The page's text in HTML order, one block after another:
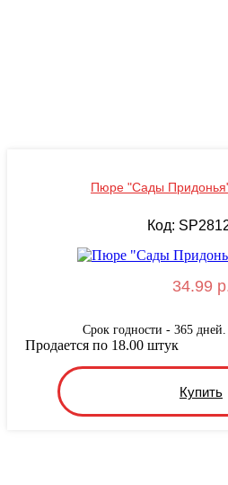
Пюре "Сады
Код:
34.99
Срок годности - 365
Купить
Продается по 18.00 штук